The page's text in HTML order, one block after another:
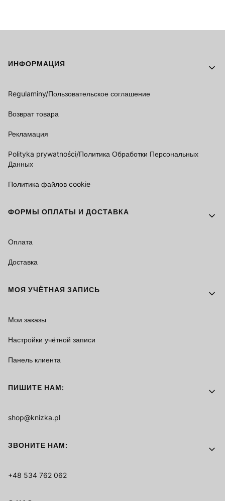
Footer menu
ИНФОРМАЦИЯ
Regulaminy/Пользовательское соглашение
Возврат товара
Рекламация
Polityka prywatności/Политика Обработки Персональных
Данных
Политика файлов cookie
ФОРМЫ ОПЛАТЫ И ДОСТАВКА
Оплата
Доставка
МОЯ УЧЁТНАЯ ЗАПИСЬ
Мои заказы
Настройки учётной записи
Панель клиента
ПИШИТЕ НАМ:
shop@knizka.pl
ЗВОНИТЕ НАМ:
+48 534 762 062